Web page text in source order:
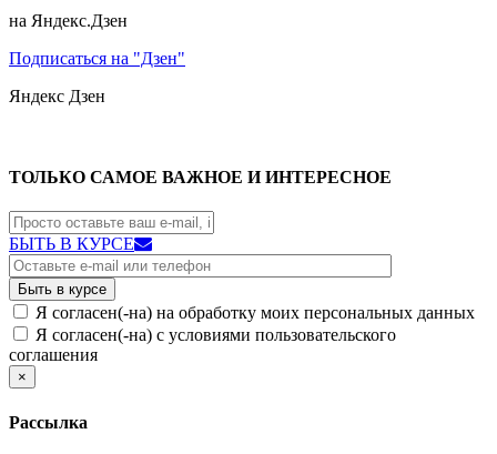
на Яндекс.Дзен
Подписаться на "Дзен"
Яндекс Дзен
ТОЛЬКО САМОЕ ВАЖНОЕ И ИНТЕРЕСНОЕ
БЫТЬ В КУРСЕ
Я согласен(-на) на обработку моих персональных данных
Я согласен(-на) с условиями пользовательского
соглашения
×
Рассылка